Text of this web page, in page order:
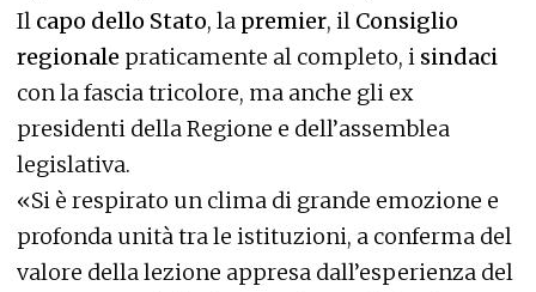
Il capo dello Stato, la premier, il Consiglio
regionale praticamente al completo, i sindaci
con la fascia tricolore, ma anche gli ex
presidenti della Regione e dell’assemblea
legislativa.
«Si è respirato un clima di grande emozione e
profonda unità tra le istituzioni, a conferma del
valore della lezione appresa dall’esperienza del